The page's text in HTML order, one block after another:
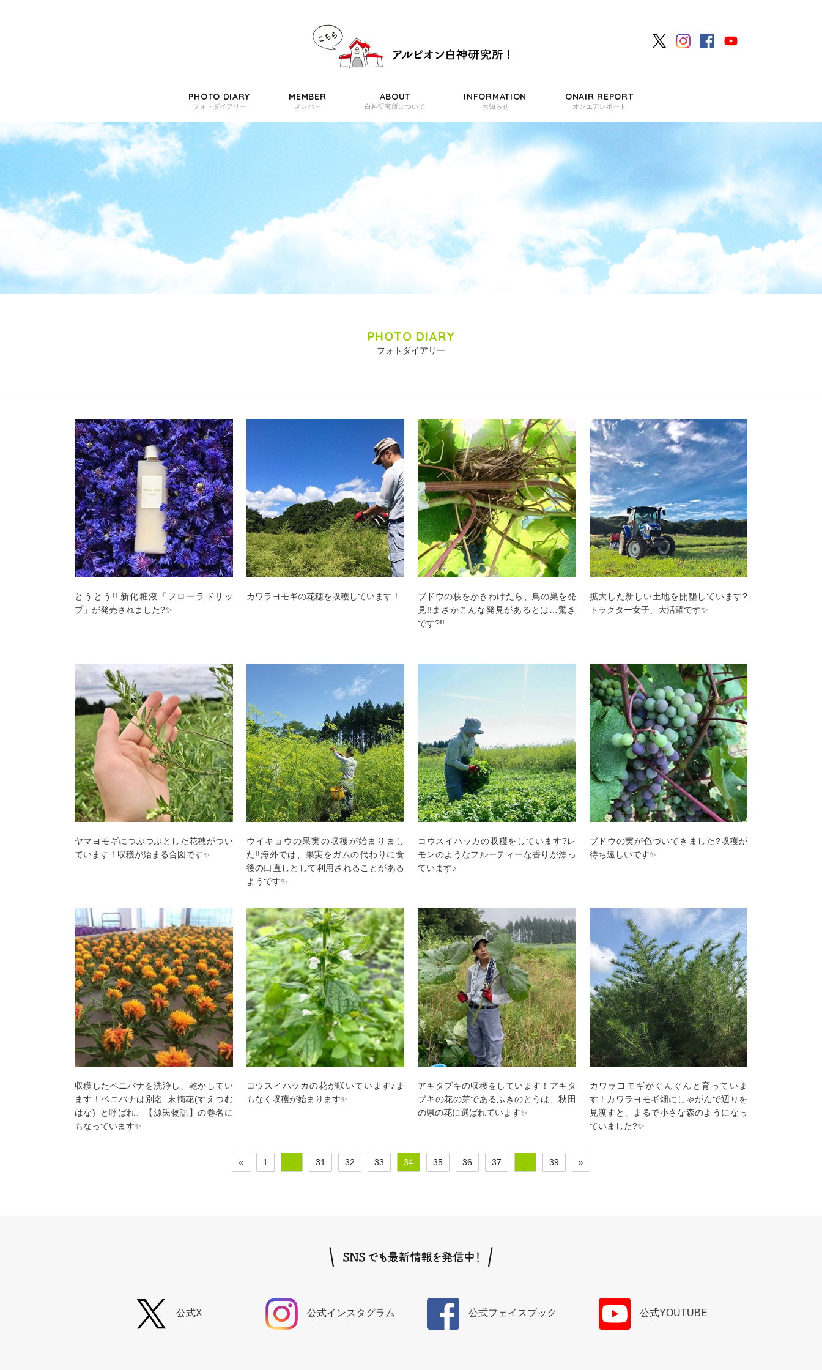
PHOTO DIARY
フォトダイアリー
MEMBER
メンバー
ABOUT
白神研究所について
INFORMATION
お知らせ
ONAIR REPORT
オンエアレポート
PHOTO DIARY
フォトダイアリー
とうとう!! 新化粧液「フローラドリッ
プ」が発売されました?✨
カワラヨモギの花穂を収穫しています！
ブドウの枝をかきわけたら、鳥の巣を発
見!!まさかこんな発見があるとは…驚き
です?!!
拡大した新しい土地を開墾しています?
トラクター女子、大活躍です✨
ヤマヨモギにつぶつぶとした花穂がつい
ています！収穫が始まる合図です✨
ウイキョウの果実の収穫が始まりまし
た!!海外では、果実をガムの代わりに食
後の口直しとして利用されることがある
ようです✨
コウスイハッカの収穫をしています?レ
モンのようなフルーティーな香りが漂っ
ています♪
ブドウの実が色づいてきました?収穫が
待ち遠しいです✨
収穫したベニバナを洗浄し、乾かしてい
ます！ベニバナは別名｢末摘花(すえつむ
はな)｣と呼ばれ、【源氏物語】の巻名に
もなっています✨
コウスイハッカの花が咲いています♪ま
もなく収穫が始まります✨
アキタブキの収穫をしています！アキタ
ブキの花の芽であるふきのとうは、秋田
の県の花に選ばれています✨
カワラヨモギがぐんぐんと育っていま
す！カワラヨモギ畑にしゃがんで辺りを
見渡すと、まるで小さな森のようになっ
ていました?✨
« 1 31 32 33 34 35 36 37 39 »
公式X 公式インスタグラム 公式フェイスブック 公式YOUTUBE